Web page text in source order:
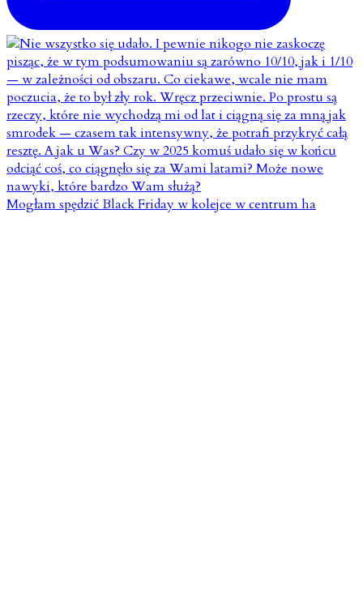
Mogłam spędzić Black Friday w kolejce w centrum ha